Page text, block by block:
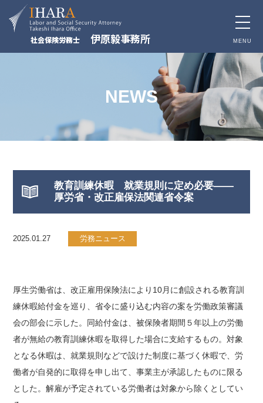
toggle
MENU
社会保険労務士 伊原毅事務所
NEWS
教育訓練休暇 就業規則に定め必要――
厚労省・改正雇保法関連省令案
2025.01.27 労務ニュース
厚生労働省は、改正雇用保険法により10月に創設される教育訓
練休暇給付金を巡り、省令に盛り込む内容の案を労働政策審議
会の部会に示した。同給付金は、被保険者期間５年以上の労働
者が無給の教育訓練休暇を取得した場合に支給するもの。対象
となる休暇は、就業規則などで設けた制度に基づく休暇で、労
働者が自発的に取得を申し出て、事業主が承認したものに限る
とした。解雇が予定されている労働者は対象から除くとしてい